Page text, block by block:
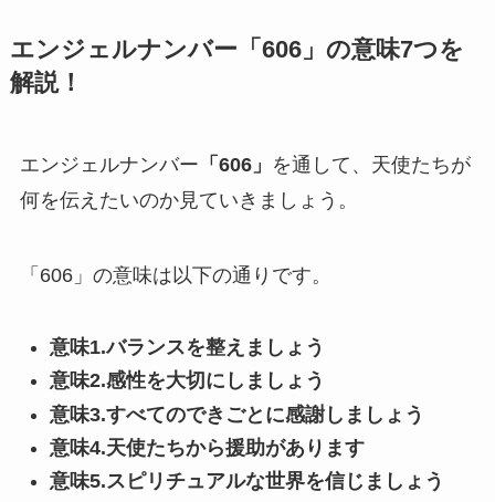
エンジェルナンバー「606」の意味7つを
解説！
エンジェルナンバー 「606」 を通して、天使たちが
何を伝えたいのか見ていきましょう。
「606」の意味は以下の通りです。
意味1.バランスを整えましょう
意味2.感性を大切にしましょう
意味3.すべてのできごとに感謝しましょう
意味4.天使たちから援助があります
意味5.スピリチュアルな世界を信じましょう